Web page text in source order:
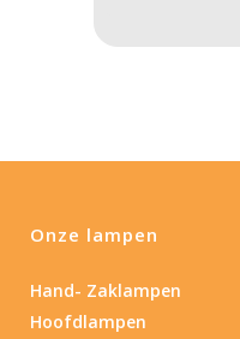
Type batterij
Onze lampen
Hand- Zaklampen
Hoofdlampen